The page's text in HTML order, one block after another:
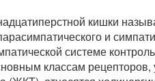
кишки
и
системе
классам